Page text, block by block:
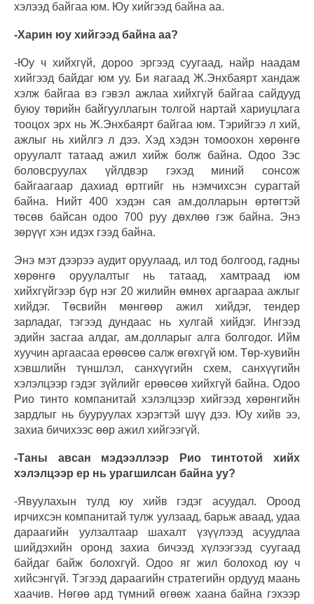
хэлээд байгаа юм. Юу хийгээд байна аа.
-Харин юу хийгээд байна аа?
-Юу ч хийхгүй, дороо эргээд суугаад, найр наадам
хийгээд байдаг юм уу. Би яагаад Ж.Энхбаярт хандаж
хэлж байгаа вэ гэвэл ажлаа хийхгүй байгаа сайдууд
буюу төрийн байгууллагын толгой нартай хариуцлага
тооцох эрх нь Ж.Энхбаярт байгаа юм. Тэрийгээ л хий,
ажлыг нь хийлгэ л дээ. Хэд хэдэн томоохон хөрөнгө
оруулалт татаад ажил хийж болж байна. Одоо Зэс
боловсруулах үйлдвэр гэхэд миний сонсож
байгаагаар дахиад өртгийг нь нэмчихсэн сурагтай
байна. Нийт 400 хэдэн сая ам.долларын өртөгтэй
төсөв байсан одоо 700 руу дөхлөө гэж байна. Энэ
зөрүүг хэн идэх гээд байна.
Энэ мэт дээрээ аудит оруулаад, ил тод болгоод, гадны
хөрөнгө оруулалтыг нь татаад, хамтраад юм
хийхгүйгээр бүр нэг 20 жилийн өмнөх аргаараа ажлыг
хийдэг. Төсвийн мөнгөөр ажил хийдэг, тендер
зарладаг, тэгээд дундаас нь хулгай хийдэг. Ингээд
эдийн засгаа алдаг, ам.долларыг алга болгодог. Ийм
хуучин аргаасаа ерөөсөө салж өгөхгүй юм. Төр-хувийн
хэвшлийн түншлэл, санхүүгийн схем, санхүүгийн
хэлэлцээр гэдэг зүйлийг ерөөсөө хийхгүй байна. Одоо
Рио тинто компанитай хэлэлцээр хийгээд хөрөнгийн
зардлыг нь бууруулах хэрэгтэй шүү дээ. Юу хийв ээ,
захиа бичихээс өөр ажил хийгээгүй.
-Таны авсан мэдээллээр Рио тинтотой хийх
хэлэлцээр ер нь урагшилсан байна уу?
-Явуулахын тулд юу хийв гэдэг асуудал. Ороод
ирчихсэн компанитай тулж уулзаад, барьж аваад, удаа
дараагийн уулзалтаар шахалт үзүүлээд асуудлаа
шийдэхийн оронд захиа бичээд хүлээгээд суугаад
байдаг байж болохгүй. Одоо яг жил болоход юу ч
хийсэнгүй. Тэгээд дараагийн стратегийн ордууд маань
хаачив. Нөгөө ард түмний өгөөж хаана байна гэхээр